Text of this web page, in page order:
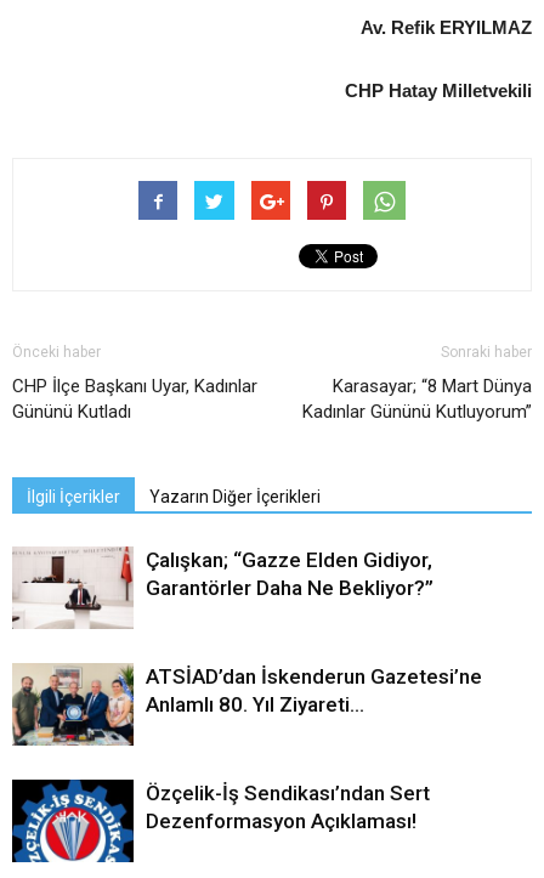
Av. Refik ERYILMAZ
CHP Hatay Milletvekili
Önceki haber
CHP İlçe Başkanı Uyar, Kadınlar
Gününü Kutladı
Sonraki haber
Karasayar; “8 Mart Dünya
Kadınlar Gününü Kutluyorum”
İlgili İçerikler Yazarın Diğer İçerikleri
Çalışkan; “Gazze Elden Gidiyor,
Garantörler Daha Ne Bekliyor?”
ATSİAD’dan İskenderun Gazetesi’ne
Anlamlı 80. Yıl Ziyareti…
Özçelik-İş Sendikası’ndan Sert
Dezenformasyon Açıklaması!